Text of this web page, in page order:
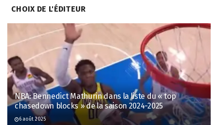
CHOIX DE L'ÉDITEUR
NBA: Bennedict Mathurin dans la liste du « top
chasedown blocks » de la saison 2024-2025
6 août 2025